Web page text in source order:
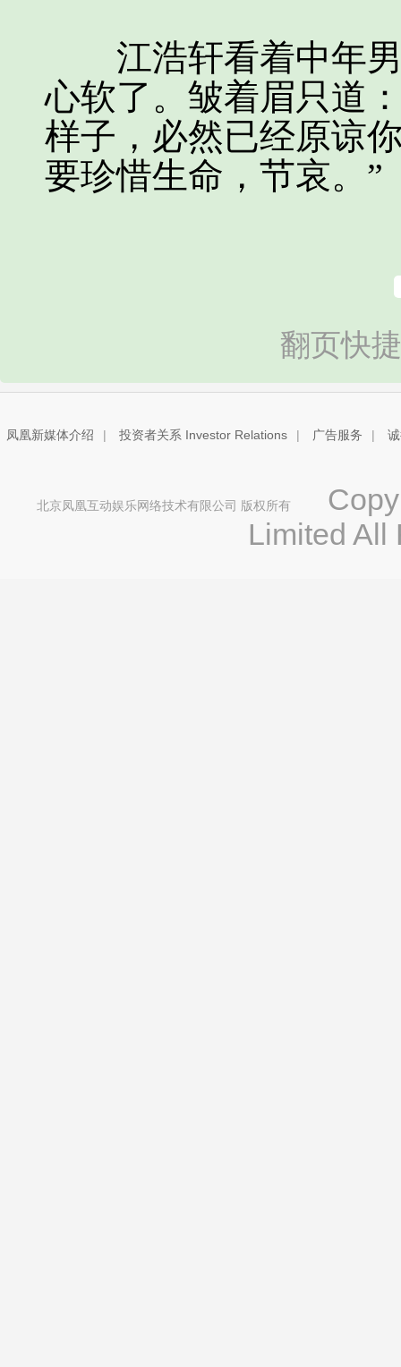
江浩轩看着中年男
心软了。皱着眉只道
样子，必然已经原谅
要珍惜生命，节哀。”
翻页快
凤凰新媒体介绍 | 投资者关系 Investor Relations | 广告服务 |
北京凤凰互动娱乐网络技术有限公司 版权所有
Limited All